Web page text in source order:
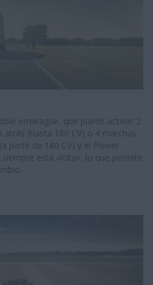
embrague, que puede activar 2
(hasta 180 CV) o 4 marchas
partir de 180 CV) y el Power
está «lista», lo que permite